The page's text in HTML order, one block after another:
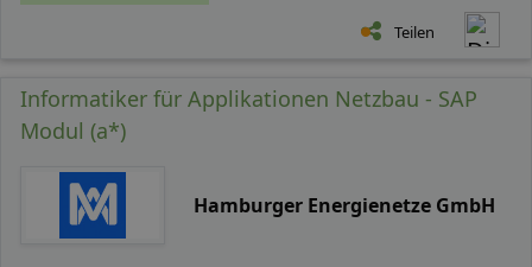
Teilen
Informatiker für Applikationen Netzbau - SAP
Modul (a*)
Hamburger Energienetze GmbH